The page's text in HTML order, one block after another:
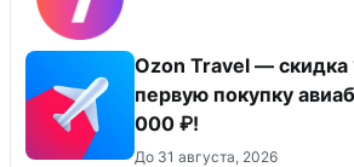
Ozon Travel — скидка
первую покупку
000 ₽!
До 31 августа, 2026